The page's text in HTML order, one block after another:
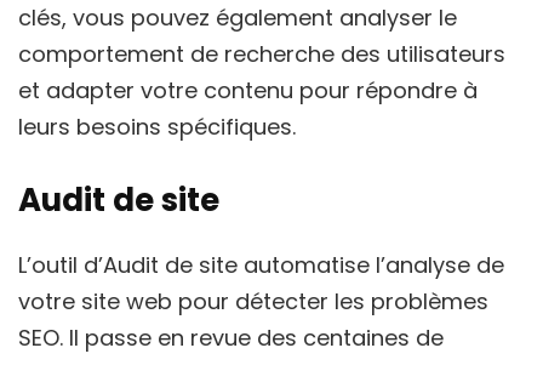
clés, vous pouvez également analyser le
comportement de recherche des utilisateurs
et adapter votre contenu pour répondre à
leurs besoins spécifiques.
Audit de site
L’outil d’Audit de site automatise l’analyse de
votre site web pour détecter les problèmes
SEO. Il passe en revue des centaines de